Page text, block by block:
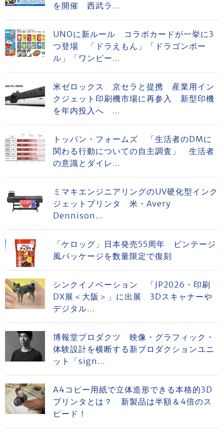
を開催 西武ラ...
UNOに新ルール コラボカードが一挙に3
つ登場 「ドラえもん」「ドラゴンボー
ル」「ワンピー...
米ゼロックス 京セラと提携 産業用イン
クジェット印刷機市場に再参入 新型印機
を年内投入へ ...
トッパン・フォームズ 「生活者のDMに
関わる行動についての自主調査」 生活者
の意識とダイレ...
ミマキエンジニアリングのUV硬化型インク
ジェットプリンタ 米・Avery
Dennison...
「ケロッグ」日本発売55周年 ビンテージ
風パッケージを数量限定で復刻
シンクイノベーション 「JP2026・印刷
DX展＜大阪＞」に出展 3Dスキャナーや
デジタル...
博報堂プロダクツ 映像・グラフィック・
体験設計を横断する新プロダクションユニ
ット「sign...
A4コピー用紙で立体造形できる本格的3D
プリンタとは？ 新製品は半額＆4倍のス
ピード！